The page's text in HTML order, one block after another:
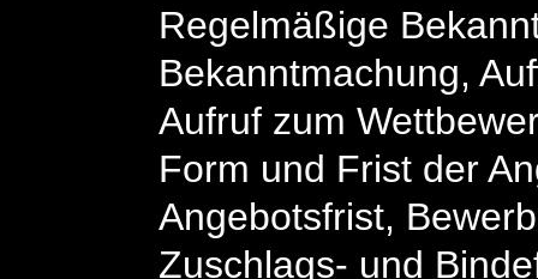
Regelmäßige
Bekanntmachung,
Aufruf zum
Form und Frist der
Angebotsfrist,
Zuschlags- und